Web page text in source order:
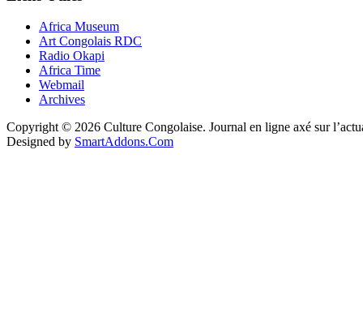
Africa Museum
Art Congolais RDC
Radio Okapi
Africa Time
Webmail
Archives
Copyright © 2026 Culture Congolaise. Journal en ligne axé sur
Designed by SmartAddons.Com